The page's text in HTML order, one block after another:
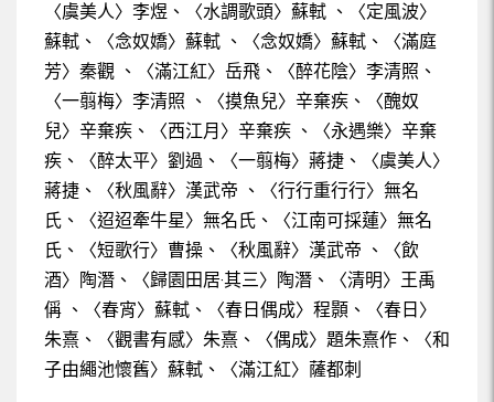
〈虞美人〉李煜、〈水調歌頭〉蘇軾 、〈定風波〉
蘇軾、〈念奴嬌〉蘇軾 、〈念奴嬌〉蘇軾、〈滿庭
芳〉秦觀 、〈滿江紅〉岳飛、〈醉花陰〉李清照、
〈一翦梅〉李清照 、〈摸魚兒〉辛棄疾、〈醜奴
兒〉辛棄疾、〈西江月〉辛棄疾 、〈永遇樂〉辛棄
疾、〈醉太平〉劉過、〈一翦梅〉蔣捷、〈虞美人〉
蔣捷、〈秋風辭〉漢武帝 、〈行行重行行〉無名
氏、〈迢迢牽牛星〉無名氏、〈江南可採蓮〉無名
氏、〈短歌行〉曹操、〈秋風辭〉漢武帝 、〈飲
酒〉陶潛、〈歸園田居‧其三〉陶潛、〈清明〉王禹
偁 、〈春宵〉蘇軾、〈春日偶成〉程顥、〈春日〉
朱熹、〈觀書有感〉朱熹、〈偶成〉題朱熹作、〈和
子由繩池懷舊〉蘇軾、〈滿江紅〉薩都刺